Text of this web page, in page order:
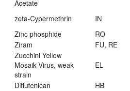
Acetate
zeta-Cypermethrin
IN
Zinc phosphide
RO
Ziram
FU, RE
Zucchini Yellow
Mosaik Virus, weak
strain
EL
Diflufenican HB